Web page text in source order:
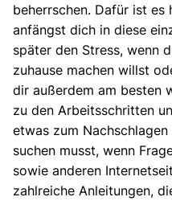
beherrschen. Dafür ist
anfängst dich in diese
später den Stress, wenn
zuhause machen willst
dir außerdem am besten
zu den Arbeitsschritten
etwas zum
suchen musst, wenn
sowie anderen
zahlreiche Anleitungen,